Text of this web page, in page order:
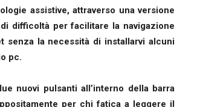
assistive, attraverso una versione
difficoltà per facilitare la navigazione
senza la necessità di installarvi alcuni
pc.
nuovi pulsanti all’interno della barra
per chi fatica a leggere il